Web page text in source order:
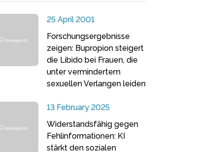
25 April 2001
Forschungsergebnisse
zeigen: Bupropion steigert
die Libido bei Frauen, die
unter vermindertem
sexuellen Verlangen leiden
13 February 2025
Widerstandsfähig gegen
Fehlinformationen: KI
stärkt den sozialen